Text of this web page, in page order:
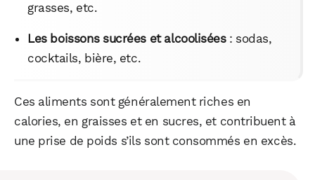
grasses, etc.
Les boissons sucrées et alcoolisées: sodas,
cocktails, bière, etc.
Ces aliments sont généralement riches en
calories, en graisses et en sucres, et contribuent à
une prise de poids s’ils sont consommés en excès.